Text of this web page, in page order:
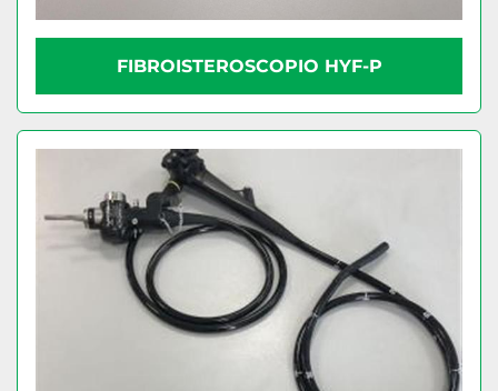
FIBROISTEROSCOPIO HYF-P